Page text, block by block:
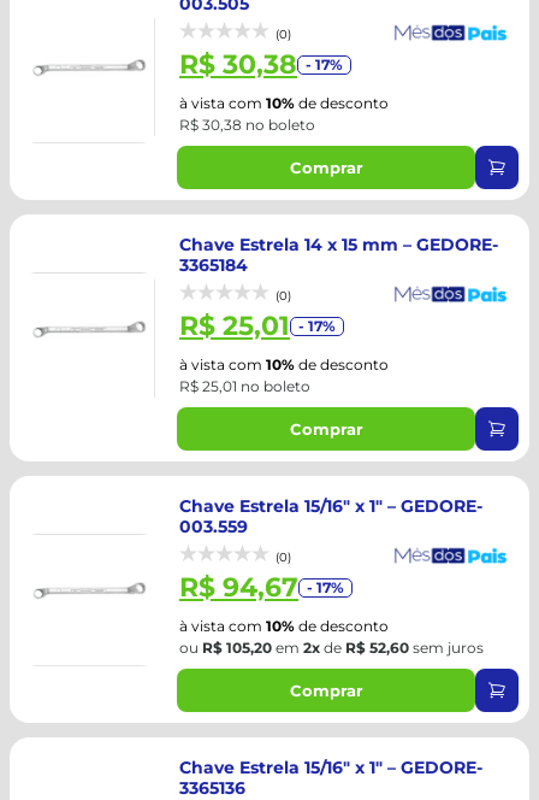
(0)
R$ 30,38 - 17%
à vista com 10% de desconto
R$ 30,38 no boleto
Comprar
Chave Estrela 14 x 15 mm – GEDORE-
3365184
(0)
R$ 25,01 - 17%
à vista com 10% de desconto
R$ 25,01 no boleto
Comprar
Chave Estrela 15/16" x 1" – GEDORE-
003.559
(0)
R$ 94,67 - 17%
à vista com 10% de desconto
ou R$ 105,20 em 2x de R$ 52,60 sem juros
Comprar
Chave Estrela 15/16" x 1" – GEDORE-
3365136